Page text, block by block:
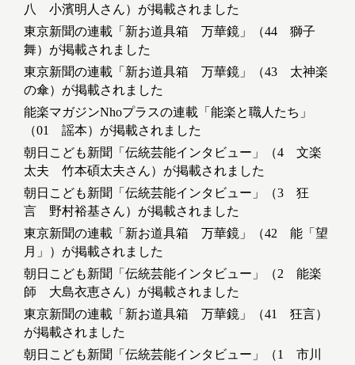
八 小濱明人さん）が掲載されました
東京新聞の連載「新お道具箱 万華鏡」（44 獅子
舞）が掲載されました
東京新聞の連載「新お道具箱 万華鏡」（43 太神楽
の傘）が掲載されました
能楽マガジンNhoプラスの連載「能楽と職人たち」
（01 謡本）が掲載されました
朝日こども新聞「伝統芸能インタビュー」（4 文楽
太夫 竹本碩太夫さん）が掲載されました
朝日こども新聞「伝統芸能インタビュー」（3 狂
言 野村裕基さん）が掲載されました
東京新聞の連載「新お道具箱 万華鏡」（42 能「望
月」）が掲載されました
朝日こども新聞「伝統芸能インタビュー」（2 能楽
師 大島衣恵さん）が掲載されました
東京新聞の連載「新お道具箱 万華鏡」（41 狂言）
が掲載されました
朝日こども新聞「伝統芸能インタビュー」（1 市川